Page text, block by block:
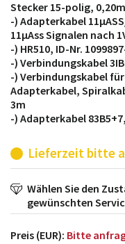
Stecker 15-polig, 0,20m
-) Adapterkabel
11µAss Signalen nach
-) HR510, ID-Nr.
-) Verbindungskabel
-) Verbindungskabel
Adapterkabel,
3m
-) Adapterkabel
Lieferzeit bitte
Wählen Sie den
gewünschten
Preis (EUR): Bitte